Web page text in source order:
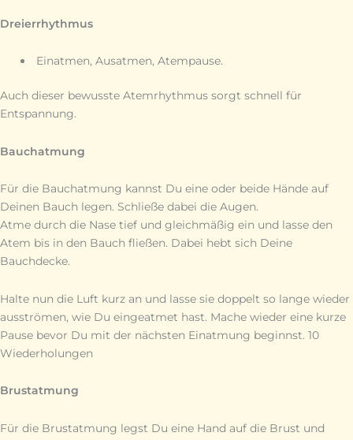
Dreierrhythmus
Einatmen, Ausatmen, Atempause.
Auch dieser bewusste Atemrhythmus sorgt schnell für
Entspannung.
Bauchatmung
Für die Bauchatmung kannst Du eine oder beide Hände auf
Deinen Bauch legen. Schließe dabei die Augen.
Atme durch die Nase tief und gleichmäßig ein und lasse den
Atem bis in den Bauch fließen. Dabei hebt sich Deine
Bauchdecke.
Halte nun die Luft kurz an und lasse sie doppelt so lange wieder
ausströmen, wie Du eingeatmet hast. Mache wieder eine kurze
Pause bevor Du mit der nächsten Einatmung beginnst. 10
Wiederholungen
Brustatmung
Für die Brustatmung legst Du eine Hand auf die Brust und